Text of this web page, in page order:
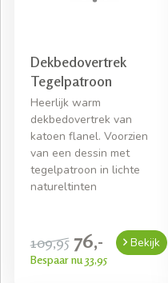
Dekbedovertrek
Tegelpatroon
Heerlijk warm
dekbedovertrek van
katoen flanel. Voorzien
van een dessin met
tegelpatroon in lichte
natureltinten
109,95 76,-
Bespaar nu 33,95
Bekijk